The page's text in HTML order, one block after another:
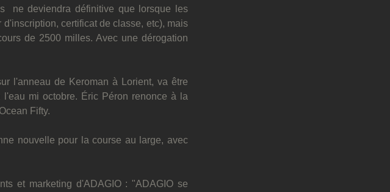
ne deviendra définitive que lorsque les
certificat de classe, etc), mais
de 2500 milles. Avec une dérogation
l'anneau de Keroman à Lorient, va être
mi octobre. Éric Péron renonce à la
Fifty.
nouvelle pour la course au large, avec
et marketing d'ADAGIO : "ADAGIO se